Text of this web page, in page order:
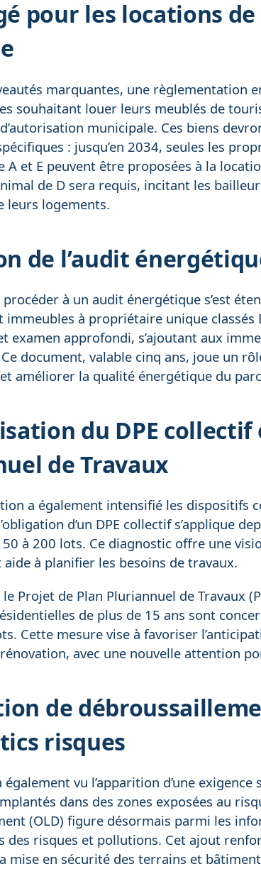
pour les locations
marquantes, une règlementation
souhaitant louer leurs meublés de
municipale. Ces biens
: jusqu’en 2034, seules les
A et E peuvent être proposées à la
de D sera requis, incitant les
leurs logements.
de l’audit
procéder à un audit énergétique s’est
immeubles à propriétaire unique classés
examen approfondi, s’ajoutant aux
Ce document, valable cinq ans, joue un
améliorer la qualité énergétique du
du DPE collectif
de Travaux
a également intensifié les dispositifs
d’un DPE collectif s’applique
50 à 200 lots. Ce diagnostic offre une
à planifier les besoins de travaux.
Projet de Plan Pluriannuel de Travaux
de plus de 15 ans sont
Cette mesure vise à favoriser
avec une nouvelle attention
de
risques
également vu l’apparition d’une
dans des zones exposées au
(OLD) figure désormais parmi les
des risques et pollutions. Cet ajout
mise en sécurité des terrains et